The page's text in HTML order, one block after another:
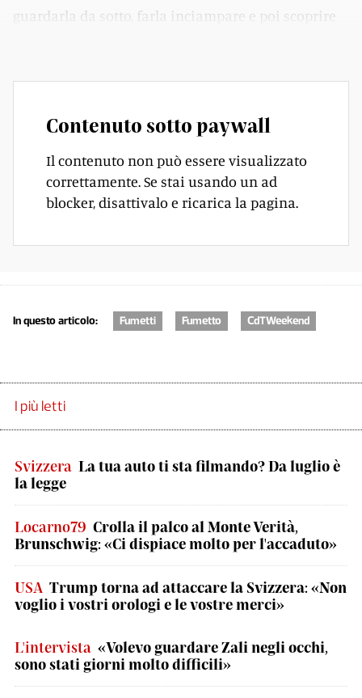
guardarla da sotto, farla inciampare e poi scoprire
Contenuto sotto paywall
Il contenuto non può essere visualizzato
correttamente. Se stai usando un ad
blocker, disattivalo e ricarica la pagina.
In questo articolo: Fumetti Fumetto CdTWeekend
I più letti
Svizzera La tua auto ti sta filmando? Da luglio è
la legge
Locarno79 Crolla il palco al Monte Verità,
Brunschwig: «Ci dispiace molto per l'accaduto»
USA Trump torna ad attaccare la Svizzera: «Non
voglio i vostri orologi e le vostre merci»
L'intervista «Volevo guardare Zali negli occhi,
sono stati giorni molto difficili»